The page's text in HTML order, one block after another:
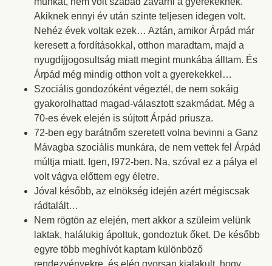
Akiknek ennyi év után szinte teljesen idegen volt.
Nehéz évek voltak ezek… Aztán, amikor Árpád már
keresett a fordításokkal, otthon maradtam, majd a
nyugdíjjogosultság miatt megint munkába álltam. És
Árpád még mindig otthon volt a gyerekekkel…
Szociális gondozóként végeztél, de nem sokáig
gyakorolhattad magad-választott szakmádat. Még a
70-es évek elején is sújtott Árpád priusza.
72-ben egy barátnőm szeretett volna bevinni a Ganz
Mávagba szociális munkára, de nem vettek fel Árpád
múltja miatt. Igen, l972-ben. Na, szóval ez a pálya el
volt vágva előttem egy életre.
Jóval később, az elnökség idején azért mégiscsak
rádtalált…
Nem rögtön az elején, mert akkor a szüleim velünk
laktak, halálukig ápoltuk, gondoztuk őket. De később
egyre több meghívót kaptam különböző
rendezvényekre, és elég gyorsan kialakult, hogy